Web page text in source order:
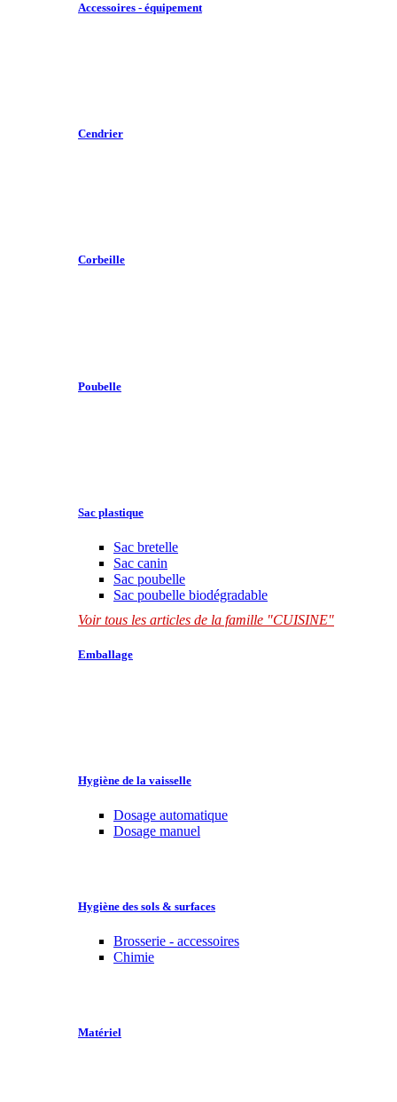
Accessoires - équipement
Cendrier
Corbeille
Poubelle
Sac plastique
Sac bretelle
Sac canin
Sac poubelle
Sac poubelle biodégradable
Voir tous les articles de la famille "CUISINE"
Emballage
Hygiène de la vaisselle
Dosage automatique
Dosage manuel
Hygiène des sols & surfaces
Brosserie - accessoires
Chimie
Matériel